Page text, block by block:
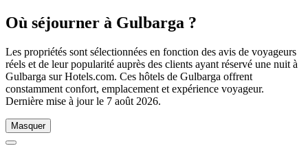
Où séjourner à Gulbarga ?
Les propriétés sont sélectionnées en fonction des avis de voyageurs
réels et de leur popularité auprès des clients ayant réservé une nuit à
Gulbarga sur Hotels.com. Ces hôtels de Gulbarga offrent
constamment confort, emplacement et expérience voyageur.
Dernière mise à jour le 7 août 2026.
Masquer